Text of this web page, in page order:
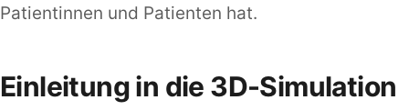
Patientinnen und Patienten hat.
Einleitung in die 3D-Simulation